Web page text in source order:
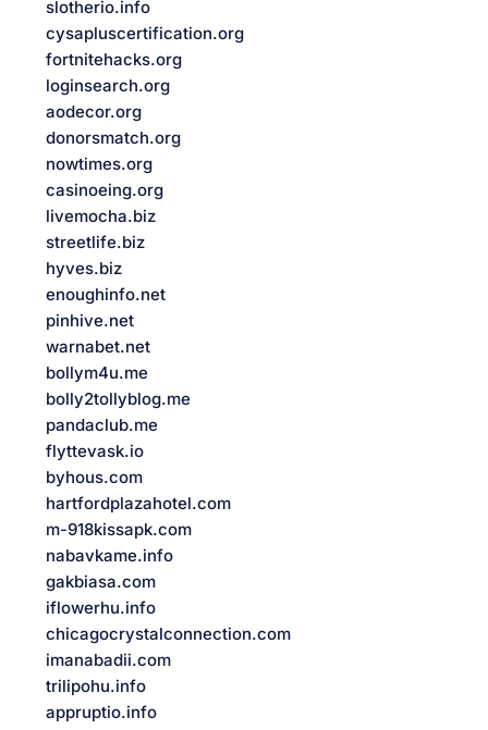
slotherio.info
cysapluscertification.org
fortnitehacks.org
loginsearch.org
aodecor.org
donorsmatch.org
nowtimes.org
casinoeing.org
livemocha.biz
streetlife.biz
hyves.biz
enoughinfo.net
pinhive.net
warnabet.net
bollym4u.me
bolly2tollyblog.me
pandaclub.me
flyttevask.io
byhous.com
hartfordplazahotel.com
m-918kissapk.com
nabavkame.info
gakbiasa.com
iflowerhu.info
chicagocrystalconnection.com
imanabadii.com
trilipohu.info
appruptio.info